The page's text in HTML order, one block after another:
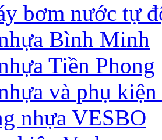
bơm nước tự
Bình Minh
Tiền Phong
và phụ
nhựa VESBO